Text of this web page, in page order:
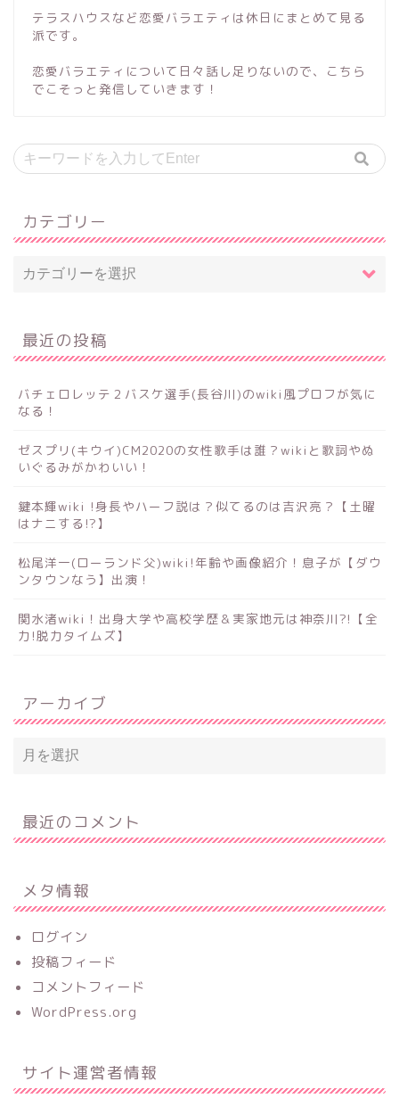
テラスハウスなど恋愛バラエティは休日にまとめて見る
派です。
恋愛バラエティについて日々話し足りないので、こちら
でこそっと発信していきます！
カテゴリー
最近の投稿
バチェロレッテ２バスケ選手(長谷川)のwiki風プロフが気に
なる！
ゼスプリ(キウイ)CM2020の女性歌手は誰？wikiと歌詞やぬ
いぐるみがかわいい！
鍵本輝wiki !身長やハーフ説は？似てるのは吉沢亮？【土曜
はナニする!?】
松尾洋一(ローランド父)wiki!年齢や画像紹介！息子が【ダウ
ンタウンなう】出演！
関水渚wiki！出身大学や高校学歴＆実家地元は神奈川?!【全
力!脱力タイムズ】
アーカイブ
最近のコメント
メタ情報
ログイン
投稿フィード
コメントフィード
WordPress.org
サイト運営者情報